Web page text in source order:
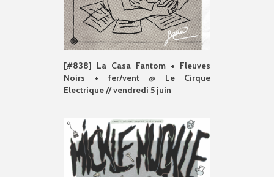
[#838] La Casa Fantom + Fleuves
Noirs + fer/vent @ Le Cirque
Electrique // vendredi 5 juin